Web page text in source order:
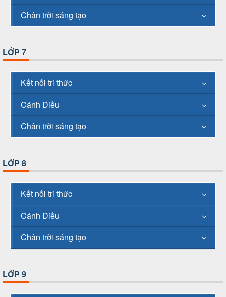
Chân trời sáng tạo
LỚP 7
Kết nối tri thức
Cánh Diều
Chân trời sáng tạo
LỚP 8
Kết nối tri thức
Cánh Diều
Chân trời sáng tạo
LỚP 9